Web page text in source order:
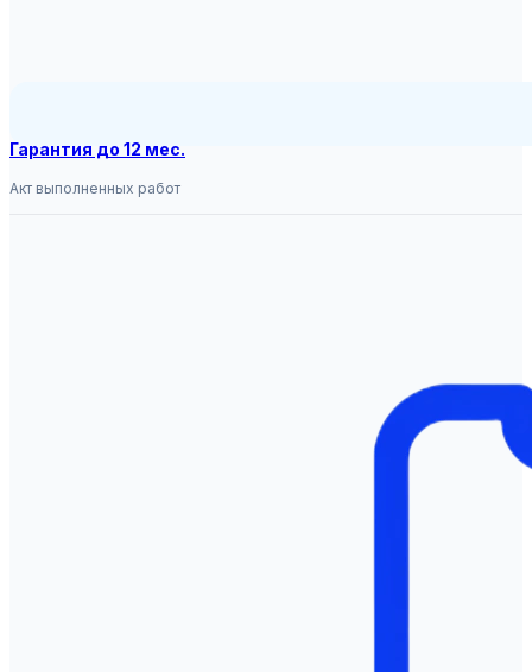
Гарантия до 12 мес.
Акт выполненных работ